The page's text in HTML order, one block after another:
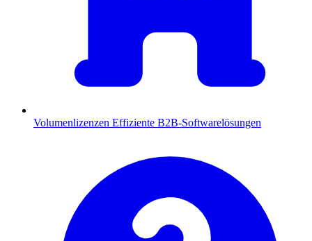
Volumenlizenzen Effiziente B2B-Softwarelösungen